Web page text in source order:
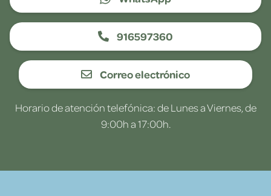
916597360
Correo electrónico
Horario de atención telefónica: de Lunes a Viernes, de
9:00h a 17:00h.